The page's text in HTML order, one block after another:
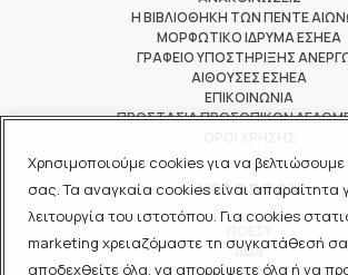
Χρησιμοποιούμε cookies για να βελτιώσουμε
σας. Τα αναγκαία cookies είναι απαραίτητα
λειτουργία του ιστοτόπου. Για cookies
marketing χρειαζόμαστε τη συγκατάθεσή
αποδεχθείτε όλα, να απορρίψετε όλα ή να
Η ΒΙΒΛΙΟΘΗΚΗ ΤΩΝ ΠΕΝΤΕ
ΜΟΡΦΩΤΙΚΟ ΙΔΡΥΜΑ ΕΣΗΕΑ
ΓΡΑΦΕΙΟ ΥΠΟΣΤΗΡΙΞΗΣ
ΑΙΘΟΥΣΕΣ ΕΣΗΕΑ
ΕΠΙΚΟΙΝΩΝΙΑ
ΠΡΟΣΤΑΣΙΑ ΠΡΟΣΩΠΙΚΩΝ
ΜΕΛΟΣ ΤΩΝ
ΔΟΔ
ΕΟΔ